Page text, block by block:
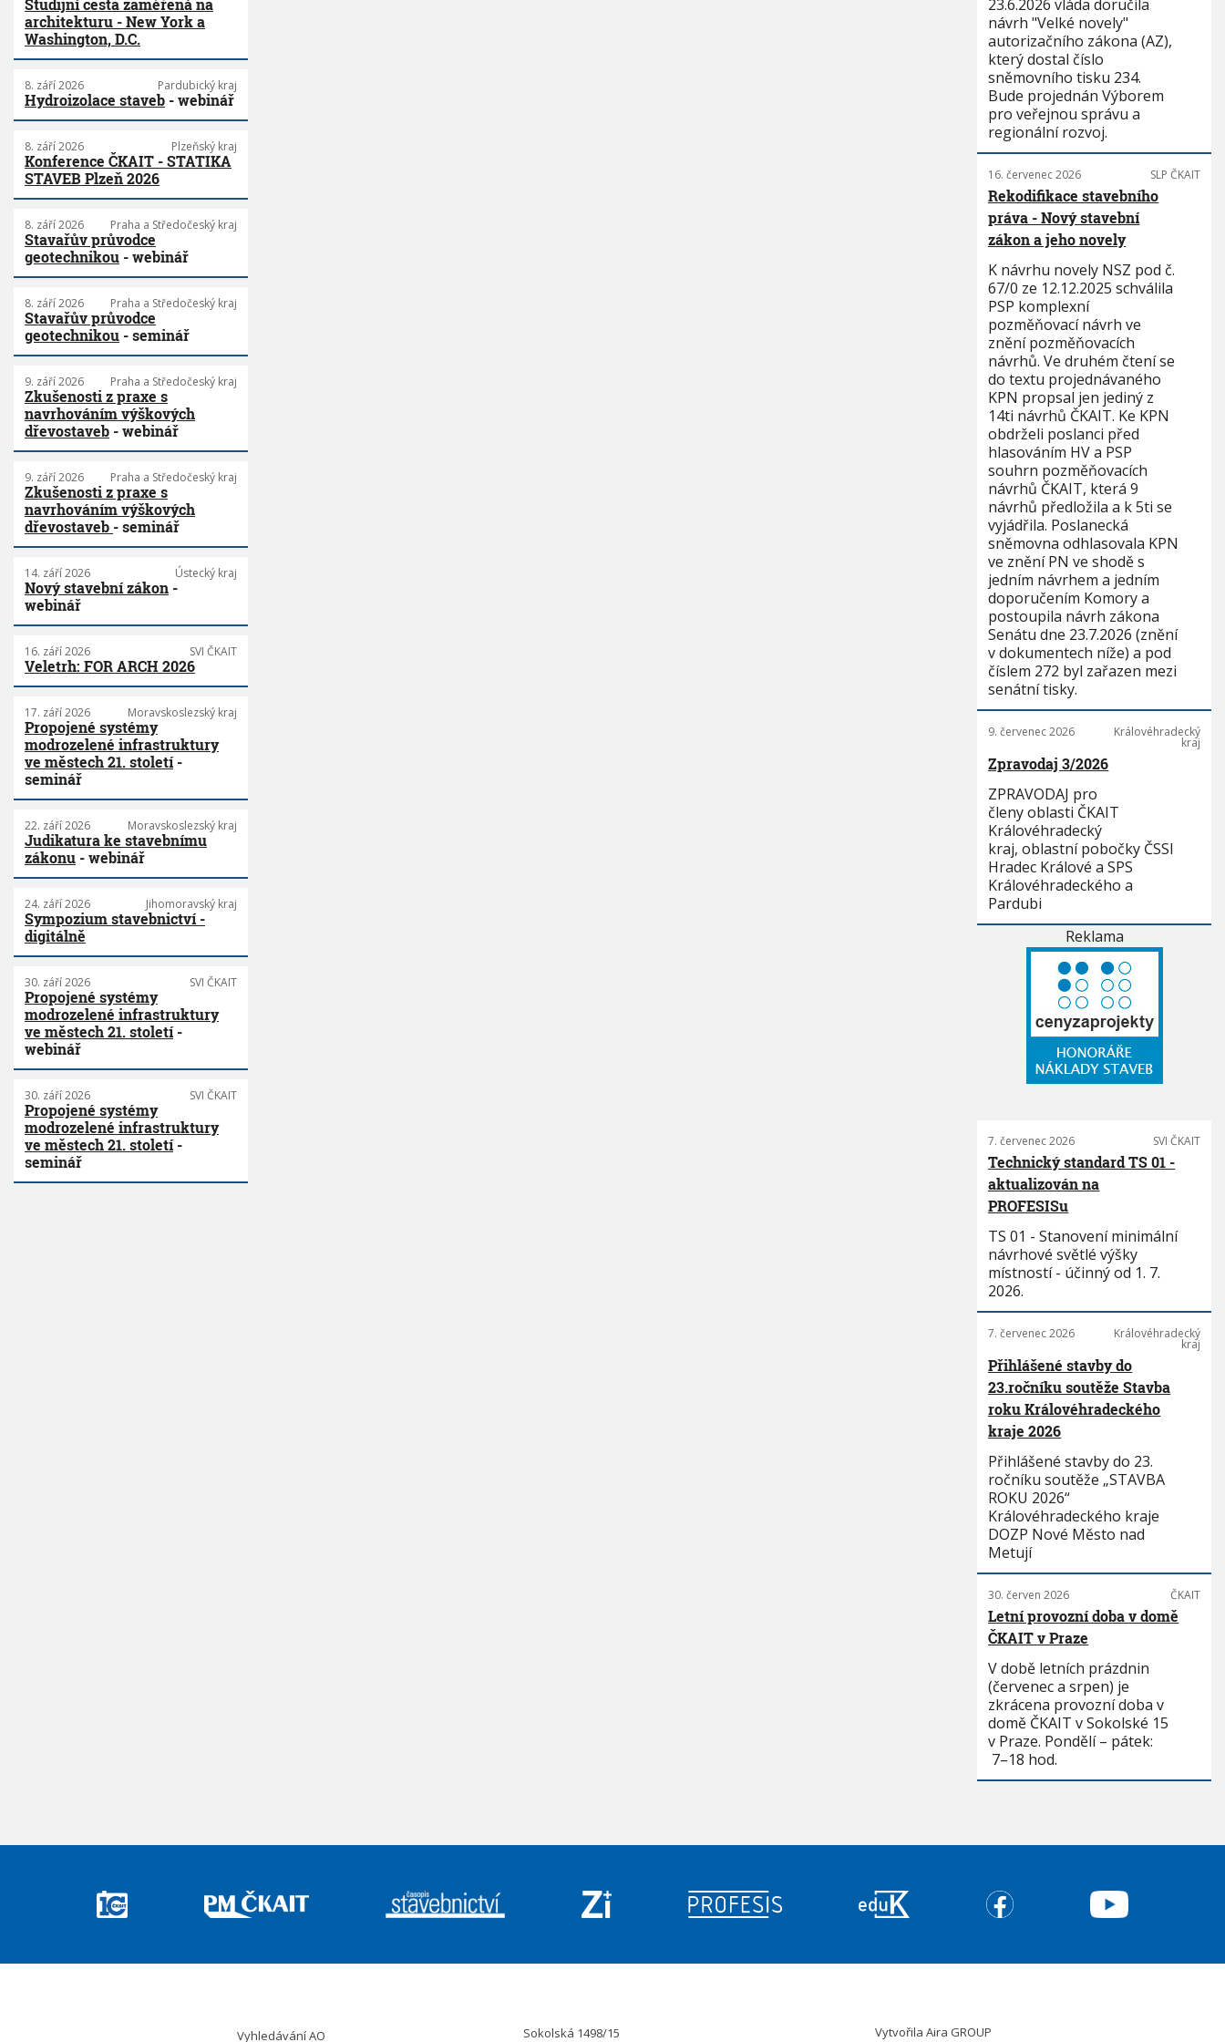
Studijní cesta zaměřená na
architekturu - New York a
Washington, D.C.
8. září 2026 Pardubický kraj
Hydroizolace staveb - webinář
8. září 2026 Plzeňský kraj
Konference ČKAIT - STATIKA
STAVEB Plzeň 2026
8. září 2026 Praha a Středočeský kraj
Stavařův průvodce
geotechnikou - webinář
8. září 2026 Praha a Středočeský kraj
Stavařův průvodce
geotechnikou - seminář
9. září 2026 Praha a Středočeský kraj
Zkušenosti z praxe s
navrhováním výškových
dřevostaveb - webinář
9. září 2026 Praha a Středočeský kraj
Zkušenosti z praxe s
navrhováním výškových
dřevostaveb - seminář
14. září 2026 Ústecký kraj
Nový stavební zákon -
webinář
16. září 2026 SVI ČKAIT
Veletrh: FOR ARCH 2026
17. září 2026 Moravskoslezský kraj
Propojené systémy
modrozelené infrastruktury
ve městech 21. století-
seminář
22. září 2026 Moravskoslezský kraj
Judikatura ke stavebnímu
zákonu - webinář
24. září 2026 Jihomoravský kraj
Sympozium stavebnictví -
digitálně
30. září 2026 SVI ČKAIT
Propojené systémy
modrozelené infrastruktury
ve městech 21. století-
webinář
30. září 2026 SVI ČKAIT
Propojené systémy
modrozelené infrastruktury
ve městech 21. století-
seminář
23.6.2026 vláda doručila
návrh "Velké novely"
autorizačního zákona (AZ),
který dostal číslo
sněmovního tisku 234.
Bude projednán Výborem
pro veřejnou správu a
regionální rozvoj.
16. červenec 2026 SLP ČKAIT
Rekodifikace stavebního
práva - Nový stavební
zákon a jeho novely
K návrhu novely NSZ pod č.
67/0 ze 12.12.2025 schválila
PSP komplexní
pozměňovací návrh ve
znění pozměňovacích
návrhů. Ve druhém čtení se
do textu projednávaného
KPN propsal jen jediný z
14ti návrhů ČKAIT. Ke KPN
obdrželi poslanci před
hlasováním HV a PSP
souhrn pozměňovacích
návrhů ČKAIT, která 9
návrhů předložila a k 5ti se
vyjádřila. Poslanecká
sněmovna odhlasovala KPN
ve znění PN ve shodě s
jedním návrhem a jedním
doporučením Komory a
postoupila návrh zákona
Senátu dne 23.7.2026 (znění
v dokumentech níže) a pod
číslem 272 byl zařazen mezi
senátní tisky.
9. červenec 2026 Královéhradecký
kraj
Zpravodaj 3/2026
ZPRAVODAJ pro
členy oblasti ČKAIT
Královéhradecký
kraj, oblastní pobočky ČSSI
Hradec Králové a SPS
Královéhradeckého a
Pardubi
Reklama
7. červenec 2026 SVI ČKAIT
Technický standard TS 01 -
aktualizován na
PROFESISu
TS 01 - Stanovení minimální
návrhové světlé výšky
místností - účinný od 1. 7.
2026.
7. červenec 2026 Královéhradecký
kraj
Přihlášené stavby do
23.ročníku soutěže Stavba
roku Královéhradeckého
kraje 2026
Přihlášené stavby do 23.
ročníku soutěže „STAVBA
ROKU 2026“
Královéhradeckého kraje
DOZP Nové Město nad
Metují
30. červen 2026 ČKAIT
Letní provozní doba v domě
ČKAIT v Praze
V době letních prázdnin
(červenec a srpen) je
zkrácena provozní doba v
domě ČKAIT v Sokolské 15
v Praze. Pondělí – pátek:
7–18 hod.
Vyhledávání AO Sokolská 1498/15 VytvořilaAira GROUP